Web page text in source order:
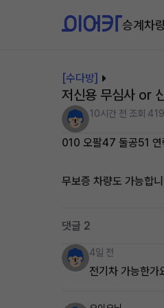
승계차
[수다방]
저신용 무심사 or
10시간 전 조회 419
010 오팔47 둘공51 연
무보증 차량도 가능합
댓글 2
4일 전
전기차 가능한가